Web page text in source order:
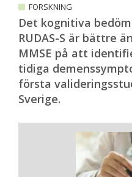
FORSKNING
Det kognitiva
RUDAS-S är bättre
MMSE på att
tidiga
första
Sverige.